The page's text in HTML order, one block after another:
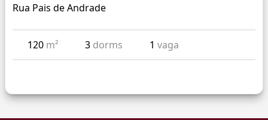
Rua Pais de Andrade
120 m² 3 dorms 1vaga